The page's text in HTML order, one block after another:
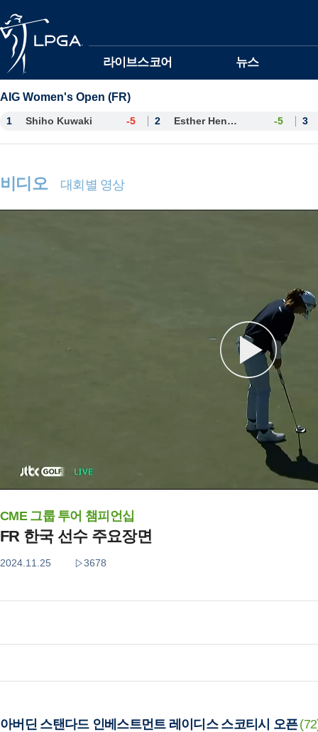
라이브스코어 뉴스
AIG Women's Open (FR)
1 Shiho Kuwaki -5 2 Esther Henseleit -5 3
비디오 대회별 영상
CME 그룹 투어 챔피언십
FR 한국 선수 주요장면
2024.11.25 3678
아버딘 스탠다드 인베스트먼트 레이디스 스코티시 오픈